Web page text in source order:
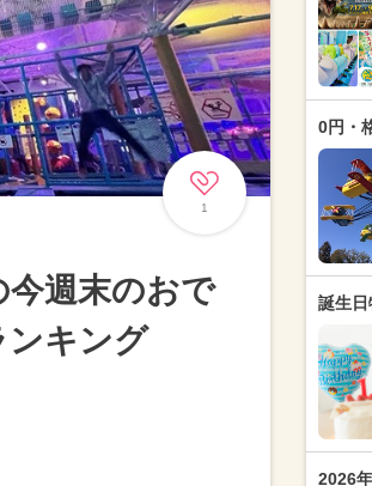
1
今週末のおで
ンキング
0円・
誕生
2026